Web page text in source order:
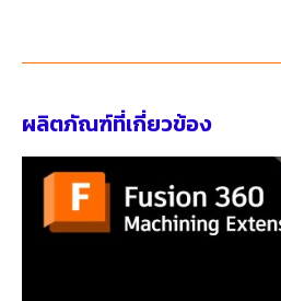
ผลิตภัณฑ์ที่เกี่ยวข้อง